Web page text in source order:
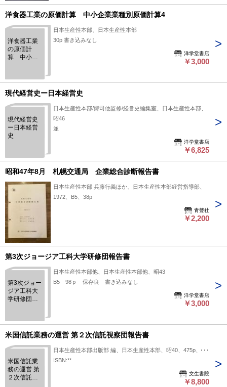
洋食器工業の原価計算 中小企業業種別原価計算4
洋食器工業
の原価計
算 中小企
日本生産性本部、日本生産性本部
30p 書き込みなし
洋学堂書店
￥3,000
現代経営史ー日本経営史
現代経営史
ー日本経営
史
日本生産性本部/郷司他監修/経営史編集室、日本生産性本部、
昭46
並
洋学堂書店
￥6,825
昭和47年8月 札幌交通局 企業総合診断報告書
日本生産性本部 兵藤行義ほか、日本生産性本部経営指導部、
1972、B5、38p
青聲社
￥2,200
第3次ジョージア工科大学研修団報告書
第3次ジョー
ジア工科大
学研修団報
日本生産性本部他、日本生産性本部他、昭43
B5 98ｐ 保存良 書き込みなし
洋学堂書店
￥3,000
米国信託業務の運営 第２次信託視察団報告書
米国信託業
務の運営 第
２次信託視
日本生産性本部出版部 編、日本生産性本部、昭40、475p、B5
ISBN:**
文生書院
￥8,800